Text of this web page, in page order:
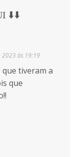
⬇️⬇️
2023 às 19:19
tiveram a
que